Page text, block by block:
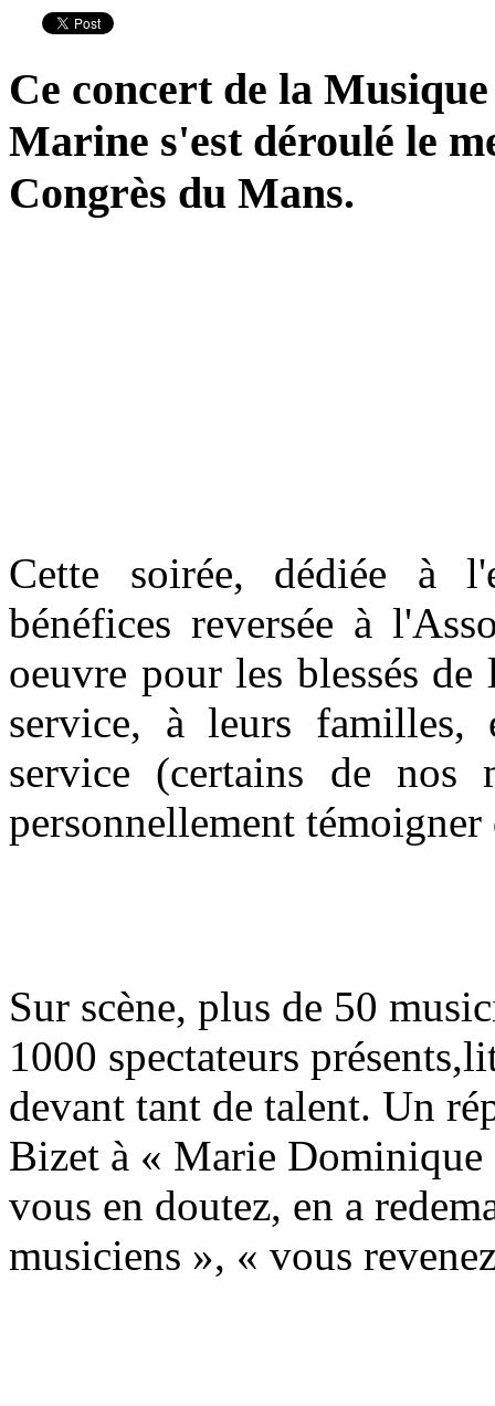
Ce concert de la
Marine s'est déroulé le
Congrès du Mans.
Cette soirée, dédiée à
bénéfices reversée à
oeuvre pour les blessés
service, à leurs familles,
service (certains de nos
personnellement
Sur scène, plus de 50
1000 spectateurs
devant tant de talent. Un
Bizet à « Marie
vous en doutez, en a
musiciens », « vous